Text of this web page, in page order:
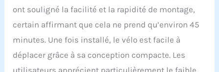
durable avec une charge
maximale de 150 kg, ce
qui le rend plus robuste
et durable. Vélo
d'appartement
personnalisé : guidon
réglable à 2 positions et
ont souligné la facilité et la rapidité de montage,
certain affirmant que cela ne prend qu’environ 45
minutes. Une fois installé, le vélo est facile à
déplacer grâce à sa conception compacte. Les